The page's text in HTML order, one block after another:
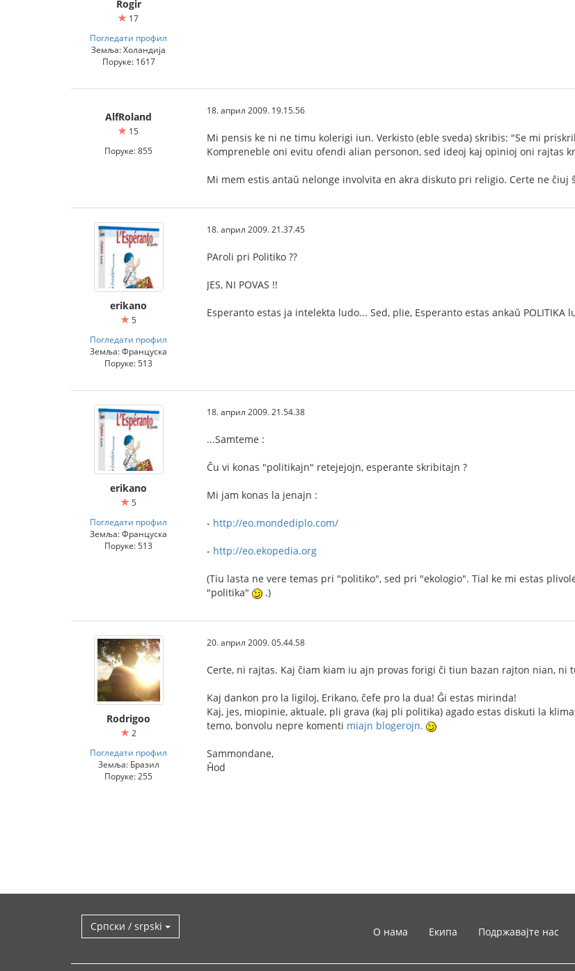
Rogir
17
Погледати профил
Земља: Холандија
Поруке: 1617
AlfRoland
15
Поруке: 855
18. април 2009. 19.15.56
Mi pensis ke ni ne timu kolerigi iun. Verkisto (eble sveda) skribis: "Se mi
Kompreneble oni evitu ofendi alian personon, sed ideoj kaj opinioj oni rajtas
Mi mem estis antaŭ nelonge involvita en akra diskuto pri religio. Certe ne ĉiuj
erikano
5
Погледати профил
Земља: Француска
Поруке: 513
18. април 2009. 21.37.45
PAroli pri Politiko ??
JES, NI POVAS !!
Esperanto estas ja intelekta ludo... Sed, plie, Esperanto estas ankaŭ POLITIKA
erikano
5
Погледати профил
Земља: Француска
Поруке: 513
18. април 2009. 21.54.38
...Samteme :
Ĉu vi konas "politikajn" retejejojn, esperante skribitajn ?
Mi jam konas la jenajn :
- http://eo.mondediplo.com/
- http://eo.ekopedia.org
(Tiu lasta ne vere temas pri "politiko", sed pri "ekologio". Tial ke mi estas
"politika"
.)
Rodrigoo
2
Погледати профил
Земља: Бразил
Поруке: 255
20. април 2009. 05.44.58
Certe, ni rajtas. Kaj ĉiam kiam iu ajn provas forigi ĉi tiun bazan rajton nian, ni
Kaj dankon pro la ligiloj, Erikano, ĉefe pro la dua! Ĝi estas mirinda!
Kaj, jes, miopinie, aktuale, pli grava (kaj pli politika) agado estas diskuti la
temo, bonvolu nepre komenti miajn blogerojn.
Sammondane,
Ĥod
Српски / srpski О нама Екипа Подржавајте нас